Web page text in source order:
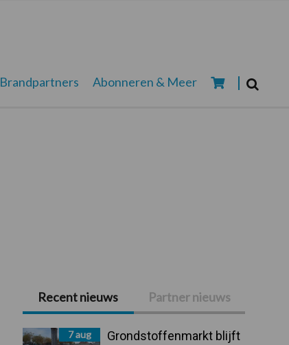
Brandpartners Abonneren & Meer
Primaire
Sidebar
Recent nieuws Partner nieuws
7 aug
Grondstoffenmarkt blijft